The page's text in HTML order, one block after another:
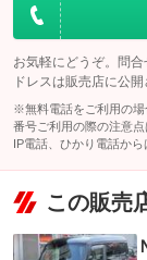
お気軽にどうぞ。問
ドレスは販売店に公開
※無料電話をご利用の場
番号ご利用の際の注意点
IP電話、ひかり電話から
この販売